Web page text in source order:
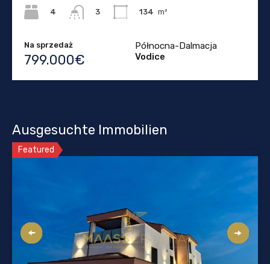
4
3
134 m²
Na sprzedaż
799.000€
Północna-Dalmacja
Vodice
Ausgesuchte Immobilien
Featured